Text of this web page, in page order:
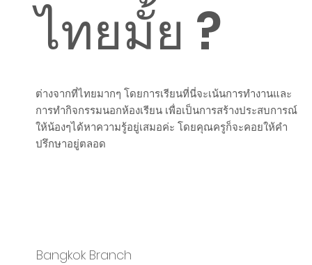
ต่างจากที่ไทยมากๆ โดยการเรียนที่นี่จะเน้นการทำงานและ
การทำกิจกรรมนอกห้องเรียน เพื่อเป็นการสร้างประสบการณ์
ให้น้องๆได้หาความรู้อยู่เสมอค่ะ โดยคุณครูก็จะคอยให้คำ
ปรึกษาอยู่ตลอด
ไทยมั้ย ?
Bangkok Branch